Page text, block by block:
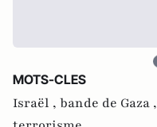
MOTS-CLES
Israël , bande de Gaza ,